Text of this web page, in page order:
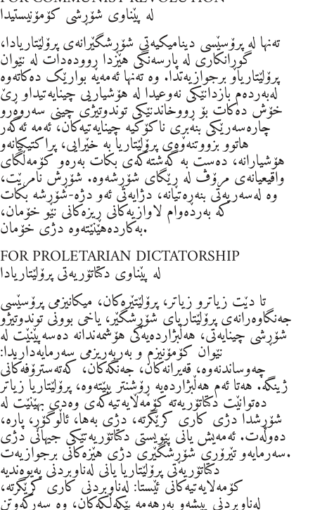
لە پێناوی شۆڕشی کۆمۆنیستیدا
تەنها لە پرۆسێسی دینامیکیەتی شۆڕشگێرانەی پرۆلێتاریادا،
گوڕانکاری لە پارسەنگی هێزدا ڕوودەدات لە نێوان
پرۆلێتاریاو برجوازیەتدا. وە تەنها ئەمەیە بوارێک دەکاتەوە
لەبەردەم بازدانێکی نەوعیدا لە هۆشیاریی چینایەتیداو ڕێ
خۆش دەکات بۆ ڕووخاندنێکی توندوتیژی چینی سەروەرو
چارەسەرێکی بنەبڕی ناکۆکیە چینایەتیەکان، ئەمە ئەگەر
هاتوو بزووتنەوەی پرۆلێتاریا بە خێرایی، پراکتیکیانەو
هۆشیارانە، دەست بە گەشتەکەی بکات بەرەو کۆمەڵگای
واقیعیانەی مرۆڤ لە ڕێگای شۆڕشەوە. شۆڕش نامرێت،
وە لەسەریەتی بنەڕەتیانە، دژایەتی ئەو دژە-شۆڕشە بکات
کە بەردەوام لاوازیەکانی ڕیزەکانی نێو خۆمان،
بەکاردەهێنێتەوە دژی خۆمان.
FOR PROLETARIAN DICTATORSHIP
لە پێناوی دکتاتۆریەتی پرۆلێتاریادا
تا دێت زیاترو زیاتر، پرۆلێتێرەکان، میکانیزمی پرۆسێسی
جەنگاوەرانەی پرۆلێتاریای شۆڕشگێر، یاخی بوونی توندوتیژو
شۆڕشی چینایەتی، هەڵبژاردەیەکی هۆشمەندانە دەسەپێنێت لە
نێوان کۆمۆنیزم و بەربەریزمی سەرمایەداریدا:
چەوساندنەوە، قەیرانەکان، جەنگەکان، کەتەسترۆفەکانی
ژینگە. هەتا ئەم هەڵبژاردەیە ڕۆشنتر ببێتەوە، پرۆلێتاریا زیاتر
دەتوانێت دکتاتۆریەتە کۆمەڵایەتیەکەی وەدی بهێنێت لە
شۆڕشدا دژی کاری کرێگرتە، دژی بەها، ئاڵوگۆڕ، پارە،
دەوڵەت. ئەمەیش یانی پێویستی دکتاتۆریەتێکی جیهانی دژی
سەرمایەو تێرۆری شۆڕشگێری دژی هێزەکانی برجوازیەت.
دکتاتۆریەتی پرۆلێتاریا یانی لەناوبردنی پەیوەندیە
کۆمەلایەتیەکانی ئێستا: لەناوبردنی کاری کرێگرتە،
لەناوبردنی پیشەو بەرهەمە بێکەڵکەکان، وە سەرکەوتن